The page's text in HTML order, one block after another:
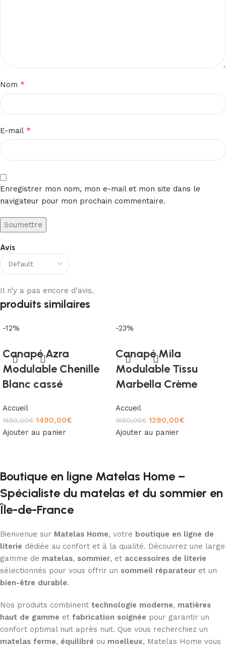
Avis
Il n’y a pas encore d’avis.
Nom *
E-mail *
Enregistrer mon nom, mon e-mail et mon site dans le
navigateur pour mon prochain commentaire.
produits similaires
-12%
Canapé Azra
Modulable Chenille
Blanc cassé
Accueil
1690,00€ 1490,00€
Ajouter au panier
-23%
Canapé Mila
Modulable Tissu
Marbella Crème
Accueil
1680,00€ 1290,00€
Ajouter au panier
Boutique en ligne Matelas Home –
Spécialiste du matelas et du sommier en
Île-de-France
Bienvenue sur Matelas Home, votre boutique en ligne de
literie dédiée au confort et à la qualité. Découvrez une large
gamme de matelas, sommier, et accessoires de literie
sélectionnés pour vous offrir un sommeil réparateur et un
bien-être durable.
Nos produits combinent technologie moderne, matières
haut de gamme et fabrication soignée pour garantir un
confort optimal nuit après nuit. Que vous recherchiez un
matelas ferme, équilibré ou moelleux, Matelas Home vous